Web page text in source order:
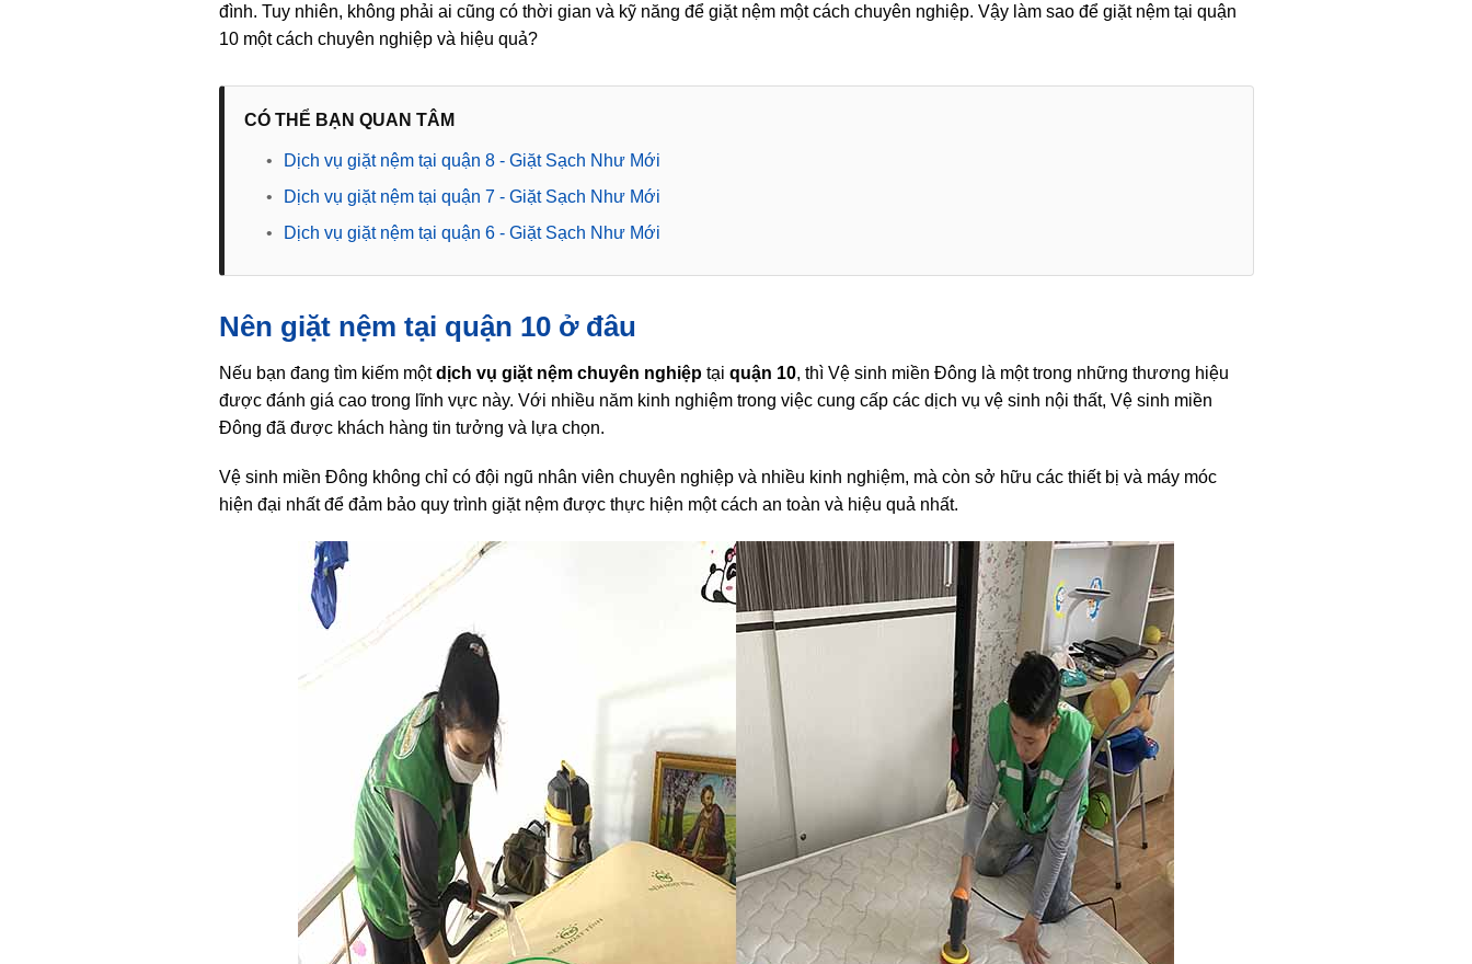
đình. Tuy nhiên, không phải ai cũng có thời gian và kỹ năng để giặt nệm một cách chuyên nghiệp. Vậy làm sao để giặt nệm tại quận
10 một cách chuyên nghiệp và hiệu quả?
CÓ THỂ BẠN QUAN TÂM
•
Dịch vụ giặt nệm tại quận 8 - Giặt Sạch Như Mới
•
Dịch vụ giặt nệm tại quận 7 - Giặt Sạch Như Mới
•
Dịch vụ giặt nệm tại quận 6 - Giặt Sạch Như Mới
Nên giặt nệm tại quận 10 ở đâu
Nếu bạn đang tìm kiếm mộtdịch vụ giặt nệm chuyên nghiệptại quận 10, thì Vệ sinh miền Đông là một trong những thương hiệu
được đánh giá cao trong lĩnh vực này. Với nhiều năm kinh nghiệm trong việc cung cấp các dịch vụ vệ sinh nội thất, Vệ sinh miền
Đông đã được khách hàng tin tưởng và lựa chọn.
Vệ sinh miền Đông không chỉ có đội ngũ nhân viên chuyên nghiệp và nhiều kinh nghiệm, mà còn sở hữu các thiết bị và máy móc
hiện đại nhất để đảm bảo quy trình giặt nệm được thực hiện một cách an toàn và hiệu quả nhất.